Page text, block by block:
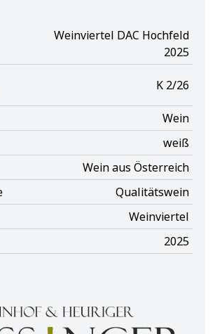
Weinviertel DAC Hochfeld
2025
K 2/26
Wein
weiß
Wein aus Österreich
Qualitätswein
Weinviertel
2025